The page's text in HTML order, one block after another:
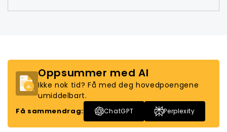
Oppsummer med AI
Ikke nok tid? Få med deg hovedpoengene
umiddelbart.
Få sammendrag: ChatGPT Perplexity